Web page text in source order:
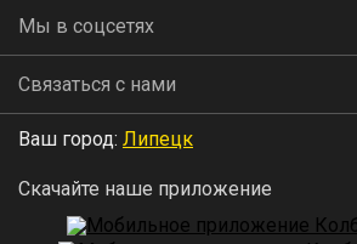
Мы в соцсетях
Связаться с нами
Ваш город: Липецк
Скачайте наше приложение